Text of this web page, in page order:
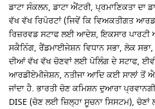
ਡਾਟਾ ਸੰਕਲਨ, ਡਾਟਾ ਐਂਟਰੀ, ਪ੍ਰਮਾਣਿਕਤਾ ਦਾ
ਵੱਖ ਵੱਖ ਰਿਪੋਰਟਾਂ (ਜਿਵੇਂ ਕਿ ਵਿਅਕਤੀਗਤ
ਰਿਜ਼ਰਵਡ ਸਟਾਫ ਲਈ ਆਦੇਸ਼, ਇਕਸਾਰ
ਸਕੈਨਿੰਗ, ਰੈਂਡਮਾਈਜੇਸ਼ਨ ਵਿਧਾਨ ਸਭਾ, ਲੋਕ
ਦੀਆਂ ਵੱਖ ਵੱਖ ਚੋਣਵਾਂ ਲਈ ਪੋਲਿੰਗ ਦੇ ਸਟਾਫ,
ਆਰਡੀਏਮੀਜੇਸ਼ਨ, ਨਤੀਜਾ ਆਦਿ ਕਈ ਸਾਲਾਂ ਤੋਂ
ਜਾਂਦਾ ਹੈ. ਭਾਰਤੀ ਚੋਣ ਕਮਿਸ਼ਨ ਦੁਆਰਾ
DISE (ਚੋਣ ਲਈ ਜ਼ਿਲ੍ਹਾ ਸੂਚਨਾ ਸਿਸਟਮ),